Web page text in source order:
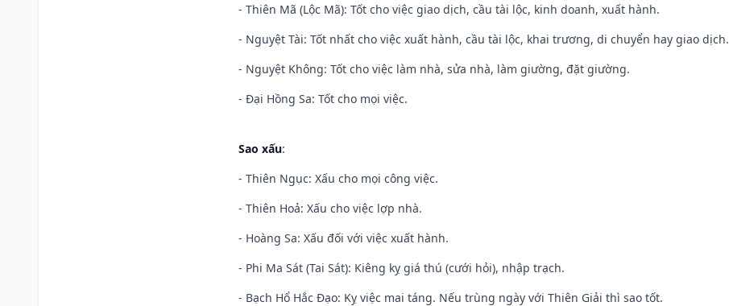
- Thiên Mã (Lộc Mã): Tốt cho việc giao dịch, cầu tài lộc, kinh doanh, xuất hành.
- Nguyệt Tài: Tốt nhất cho việc xuất hành, cầu tài lộc, khai trương, di chuyển hay giao dịch.
- Nguyệt Không: Tốt cho việc làm nhà, sửa nhà, làm giường, đặt giường.
- Đại Hồng Sa: Tốt cho mọi việc.
Sao xấu:
- Thiên Ngục: Xấu cho mọi công việc.
- Thiên Hoả: Xấu cho việc lợp nhà.
- Hoàng Sa: Xấu đối với việc xuất hành.
- Phi Ma Sát (Tai Sát): Kiêng kỵ giá thú (cưới hỏi), nhập trạch.
- Bạch Hổ Hắc Đạo: Kỵ việc mai táng. Nếu trùng ngày với Thiên Giải thì sao tốt.